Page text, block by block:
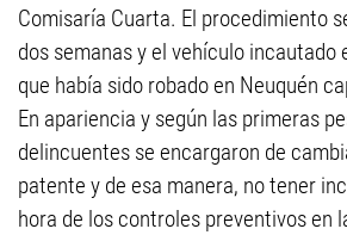
Comisaría Cuarta. El procedimiento
dos semanas y el vehículo incautado
que había sido robado en Neuquén
En apariencia y según las primeras
delincuentes se encargaron de
patente y de esa manera, no tener
hora de los controles preventivos en